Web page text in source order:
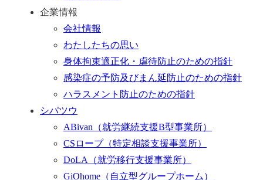
企業情報
会社情報
わたしたちの思い
身体拘束適正化・虐待防止のための指針
感染症の予防及びまん延防止のための指針
ハラスメント防止のための指針
シパツウ
ABivan （就労継続支援B型事業所）
CSロープ （特定相談支援事業所）
DoLA （就労移行支援事業所）
GiOhome （自立型グループホーム）